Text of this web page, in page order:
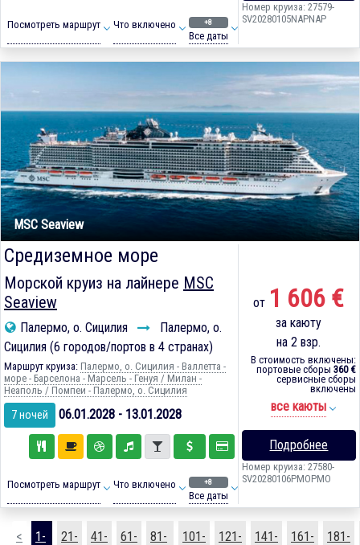
Посмотреть маршрут Что включено +8
Все даты
Номер круиза: 27579-
SV20280105NAPNAP
MSC Seaview
Средиземное море
Морской круиз на лайнере MSC
Seaview
Палермо, о. Сицилия
Палермо, о.
Сицилия (6 городов/портов в 4 странах)
Маршрут круиза: Палермо, о. Сицилия - Валлетта -
море - Барселона - Марсель - Генуя / Милан -
Неаполь / Помпеи - Палермо, о. Сицилия
7 ночей 06.01.2028 - 13.01.2028
Посмотреть маршрут Что включено +8
Все даты
от 1 606 €
за каюту
на 2 взр.
В стоимость включены:
портовые сборы 360 €
сервисные сборы
включены
все каюты
Подробнее
Номер круиза: 27580-
SV20280106PMOPMO
< 1- 21- 41- 61- 81- 101- 121- 141- 161- 181-